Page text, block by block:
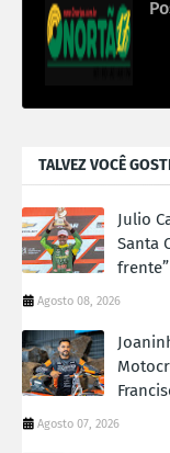
TALVEZ VOCÊ
Julio
Santa
frente”
Agosto 08, 2026
Agosto 07, 2026